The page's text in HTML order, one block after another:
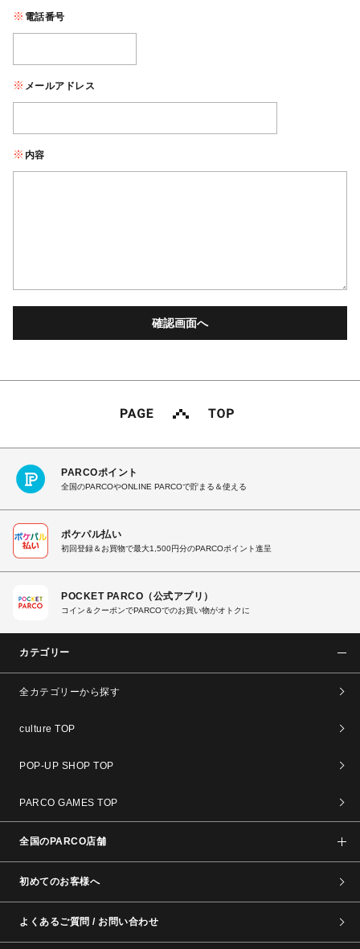
電話番号
メールアドレス
内容
PARCOポイント
全国のPARCOやONLINE PARCOで貯まる＆使える
ポケパル払い
初回登録＆お買物で最大1,500円分のPARCOポイント進呈
POCKET PARCO（公式アプリ）
コイン＆クーポンでPARCOでのお買い物がオトクに
カテゴリー
全カテゴリーから探す
culture TOP
POP-UP SHOP TOP
PARCO GAMES TOP
全国のPARCO店舗
初めてのお客様へ
よくあるご質問 / お問い合わせ